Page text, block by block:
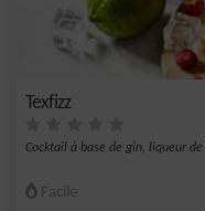
Texfizz
Cocktail à base de gin, liqueur
Facile